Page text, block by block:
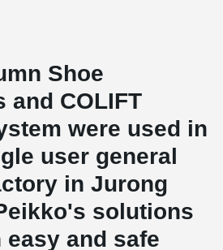
Shoe
and COLIFT
were used in
user general
in Jurong
solutions
and safe